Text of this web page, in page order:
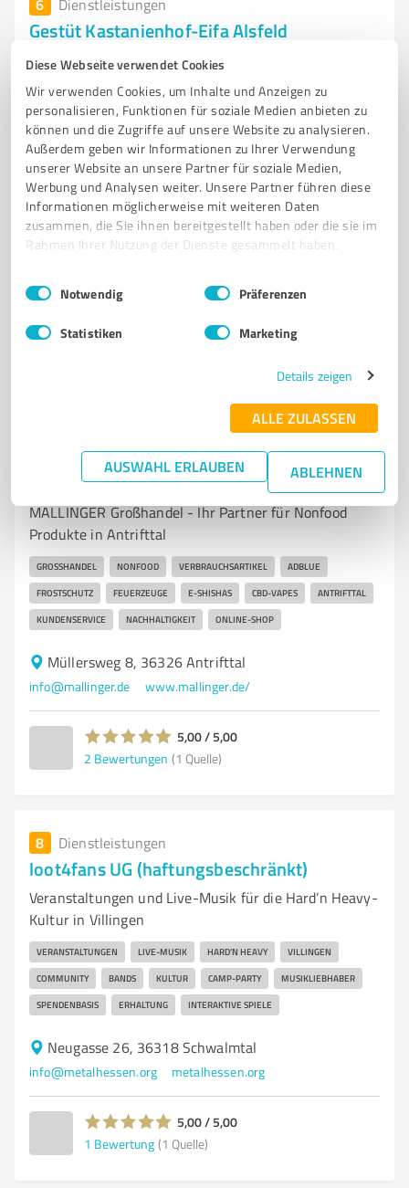
Diese Webseite verwendet Cookies
Wir verwenden Cookies, um Inhalte und Anzeigen zu
personalisieren, Funktionen für soziale Medien anbieten zu
können und die Zugriffe auf unsere Website zu analysieren.
Außerdem geben wir Informationen zu Ihrer Verwendung
unserer Website an unsere Partner für soziale Medien,
Werbung und Analysen weiter. Unsere Partner führen diese
Informationen möglicherweise mit weiteren Daten
zusammen, die Sie ihnen bereitgestellt haben oder die sie im
Rahmen Ihrer Nutzung der Dienste gesammelt haben.
Impressum Datenschutzbestimmungen
Einwilligungsauswahl
Notwendig Präferenzen
Statistiken Marketing
Details zeigen
ALLE ZULASSEN
AUSWAHL ERLAUBEN ABLEHNEN
Dienstleistungen
Gestüt Kastanienhof-Eifa Alsfeld
Professionelle Reitschule und Zuchtstätte für Pferde in
REITSCHULE PFERDEAUSBILDUNG REITUNTERRICHT
FORTBILDUNGSANGEBOTE
DEUTSCHE REITPONYS VERANSTALTUNGEN LEHRGÄNGE TURNIERE
ALSFELD REITER
u. Grundstraße 3, 36304 Alsfeld
5,00 / 5,00
MALLINGER Großhandel - Shopservice -
Nonfood
MALLINGER Großhandel - Ihr Partner für Nonfood
Produkte in Antrifttal
GROSSHANDEL NONFOOD VERBRAUCHSARTIKEL ADBLUE
FROSTSCHUTZ FEUERZEUGE E-SHISHAS CBD-VAPES ANTRIFTTAL
KUNDENSERVICE NACHHALTIGKEIT ONLINE-SHOP
Müllersweg 8, 36326 Antrifttal
info@mallinger.de www.mallinger.de/
5,00 / 5,00
2 Bewertungen (1 Quelle)
8 Dienstleistungen
loot4fans UG (haftungsbeschränkt)
Veranstaltungen und Live-Musik für die Hard’n Heavy-
Kultur in Villingen
VERANSTALTUNGEN LIVE-MUSIK HARD’N HEAVY VILLINGEN
COMMUNITY BANDS KULTUR CAMP-PARTY MUSIKLIEBHABER
SPENDENBASIS ERHALTUNG INTERAKTIVE SPIELE
Neugasse 26, 36318 Schwalmtal
info@metalhessen.org metalhessen.org
5,00 / 5,00
1 Bewertung (1 Quelle)